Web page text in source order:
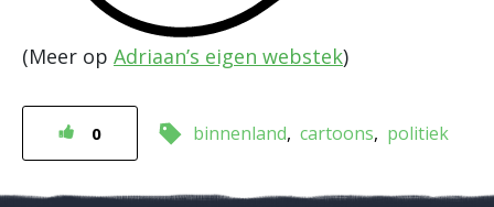
(Meer op Adriaan’s eigen webstek)
0 binnenland cartoons politiek